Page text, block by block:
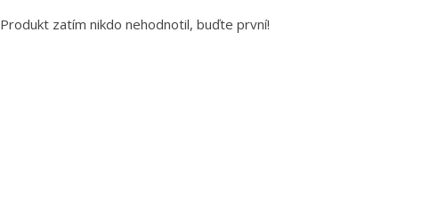
Produkt zatím nikdo nehodnotil, buďte první!